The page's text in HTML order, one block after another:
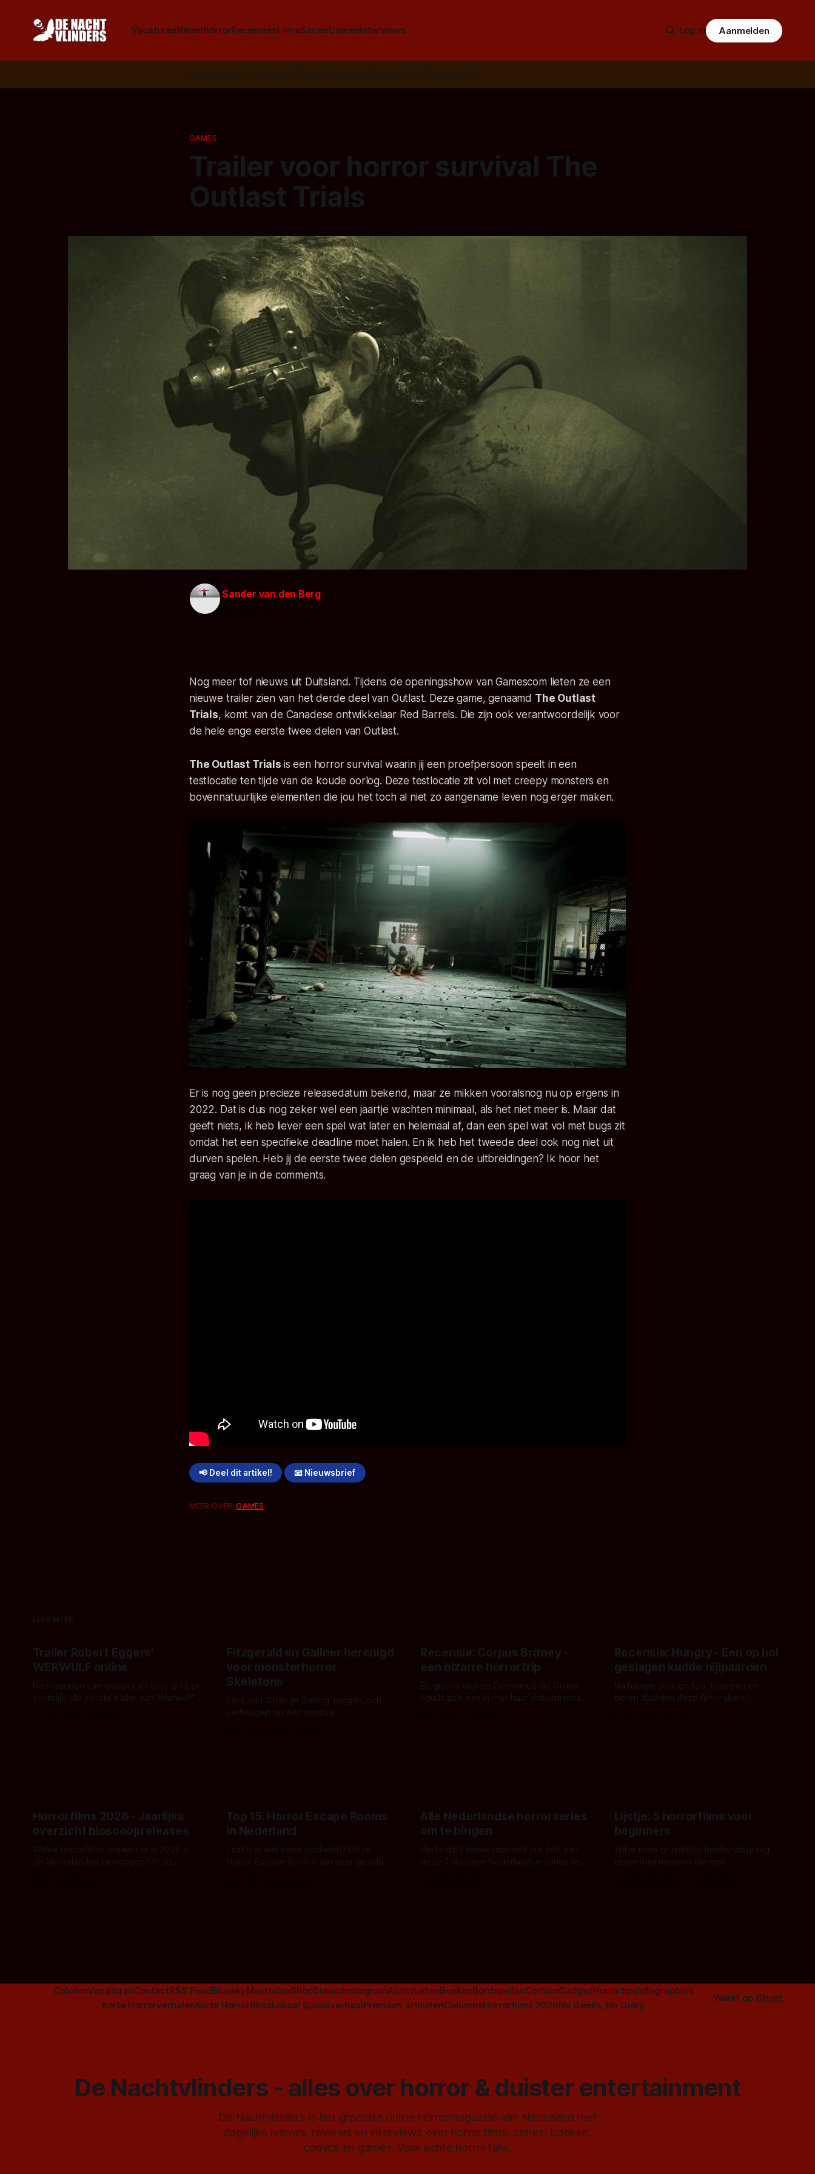
VacaturesNederhorrorRecensiesFilmsSeriesGamesInterviews Log in Aanmelden
Volg ons op: 📣 RSS 📰 Google News 🦋 Bluesky ✉️ Nieuwsbrief
GAMES
Trailer voor horror survival The
Outlast Trials
Sander van den Berg
Nog meer tof nieuws uit Duitsland. Tijdens de openingsshow van Gamescom lieten ze een
nieuwe trailer zien van het derde deel van Outlast. Deze game, genaamd The Outlast
Trials, komt van de Canadese ontwikkelaar Red Barrels. Die zijn ook verantwoordelijk voor
de hele enge eerste twee delen van Outlast.
The Outlast Trials is een horror survival waarin jij een proefpersoon speelt in een
testlocatie ten tijde van de koude oorlog. Deze testlocatie zit vol met creepy monsters en
bovennatuurlijke elementen die jou het toch al niet zo aangename leven nog erger maken.
Er is nog geen precieze releasedatum bekend, maar ze mikken vooralsnog nu op ergens in
2022. Dat is dus nog zeker wel een jaartje wachten minimaal, als het niet meer is. Maar dat
geeft niets, ik heb liever een spel wat later en helemaal af, dan een spel wat vol met bugs zit
omdat het een specifieke deadline moet halen. En ik heb het tweede deel ook nog niet uit
durven spelen. Heb jij de eerste twee delen gespeeld en de uitbreidingen? Ik hoor het
graag van je in de comments.
📢 Deel dit artikel! 📧 Nieuwsbrief
MEER OVER:GAMES
LEES MEER
Trailer Robert Eggers'
WERWULF online
Na maanden van teasers en stills is hij er
eindelijk: de eerste trailer van 'Werwulf'.
Fitzgerald en Gallner herenigd
voor monsterhorror
Skeletons
Fans van 'Strange Darling' mogen zich
verheugen op een nieuwe
Recensie: Corpus Britney -
een bizarre horrortrip
Belgische dichter Dominique de Groen
houdt zich niet in met haar debuutroman.
Recensie: Hungry - Een op hol
geslagen kudde nijlpaarden
Na haaien, anaconda's, leeuwen en
beren dachten deze filmmakers:
Horrorfilms 2026 - Jaarlijks
overzicht bioscoopreleases
Welke horrorfilms draaien er in 2026 in
de Nederlandse bioscopen? In dit
Top 15: Horror Escape Rooms
in Nederland
Laat jij je wel eens opsluiten? Deze
Horror Escape Rooms zijn zeer geschikt
Alle Nederlandse horrorseries
om te bingen
Herfstdip? Ideaal moment om één van
deze 7 duistere Nederlandse series te
Lijstje: 5 horrorfilms voor
beginners
Wil je jouw gruwelijke hobby dolgraag
delen met mensen die een
ColofonVacaturesContactRSS FeedBlueskyMastodonShopSteamInstagramActiviteitenBoekenBordspellenComicsGadgetHorrortipsInfographics
Korte HorrorverhalenKorte HorrorfilmsLokaal SpookverhaalPremium artikelenColumnsHorrorfilms 2026No Geeks, No Glory
Werkt op Ghost
De Nachtvlinders - alles over horror & duister entertainment
De Nachtvlinders is het grootste online horrormagazine van Nederland met
dagelijks nieuws, reviews en interviews over horrorfilms, series, boeken,
comics en games. Voor echte horrorfans.